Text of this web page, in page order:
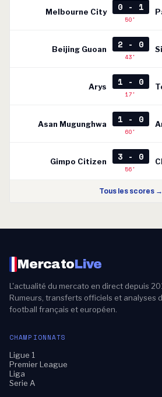
Melbourne City 0 - 1
50'
Beijing Guoan 2 - 0
43'
Arys 1 - 0
17'
Asan Mugunghwa 1 - 0
60'
Gimpo Citizen 3 - 0
56'
Tous les scores →
MercatoLive
L'actualité du mercato en direct depuis
Rumeurs, transferts officiels et analyses
football français et européen.
CHAMPIONNATS
Ligue 1
Premier League
Liga
Serie A